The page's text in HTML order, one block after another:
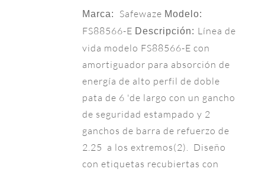
Marca: Safewaze Modelo:
FS88566-E Descripción: Línea de
vida modelo FS88566-E con
amortiguador para absorción de
energía de alto perfil de doble
pata de 6 'de largo con un gancho
de seguridad estampado y 2
ganchos de barra de refuerzo de
2.25 a los extremos(2). Diseño
con etiquetas recubiertas con